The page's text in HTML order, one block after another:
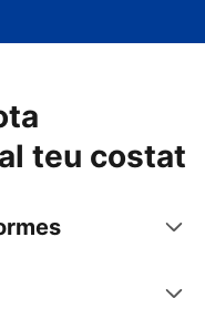
teu costat